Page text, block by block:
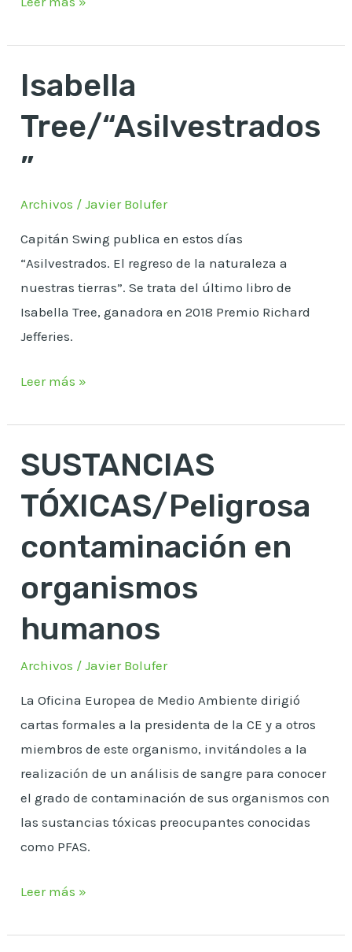
Isabella
Tree/“Asilvestrados
”
Archivos /Javier Bolufer
Capitán Swing publica en estos días
“Asilvestrados. El regreso de la naturaleza a
nuestras tierras”. Se trata del último libro de
Isabella Tree, ganadora en 2018 Premio Richard
Jefferies.
Isabella
Tree/“Asilvestrados”
Leer más »
SUSTANCIAS
TÓXICAS/Peligrosa
contaminación en
organismos
humanos
Archivos /Javier Bolufer
La Oficina Europea de Medio Ambiente dirigió
cartas formales a la presidenta de la CE y a otros
miembros de este organismo, invitándoles a la
realización de un análisis de sangre para conocer
el grado de contaminación de sus organismos con
las sustancias tóxicas preocupantes conocidas
como PFAS.
SUSTANCIAS
TÓXICAS/Peligrosa
contaminación
organismos
humanos
Leer más »